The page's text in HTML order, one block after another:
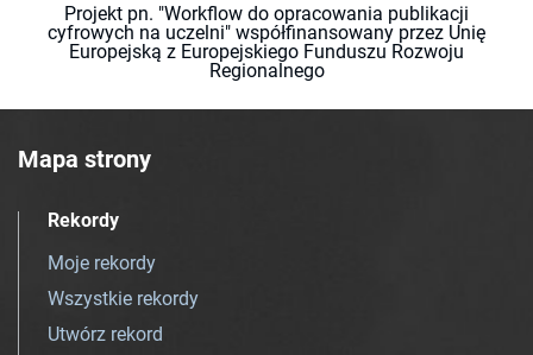
Projekt pn. "Workflow do opracowania publikacji
cyfrowych na uczelni" współfinansowany przez Unię
Europejską z Europejskiego Funduszu Rozwoju
Regionalnego
Mapa strony
Rekordy
Moje rekordy
Wszystkie rekordy
Utwórz rekord